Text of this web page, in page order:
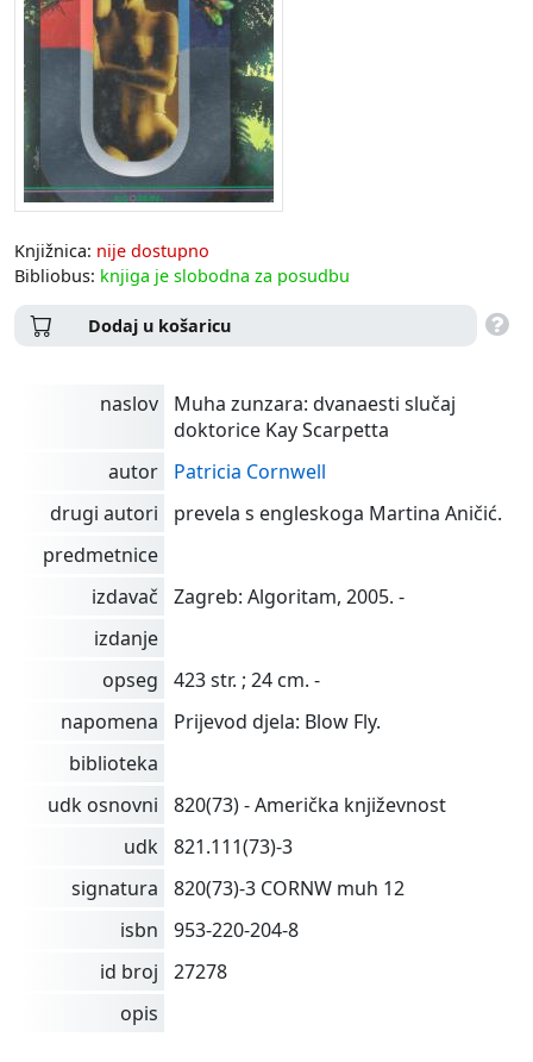
Knjižnica: nije dostupno
Bibliobus: knjiga je slobodna za posudbu
Dodaj u košaricu
naslov
Muha zunzara: dvanaesti slučaj
doktorice Kay Scarpetta
autor
Patricia Cornwell
drugi autori
prevela s engleskoga Martina Aničić.
predmetnice
izdavač
Zagreb: Algoritam, 2005. -
izdanje
opseg
423 str. ; 24 cm. -
napomena
Prijevod djela: Blow Fly.
biblioteka
udk osnovni
820(73) - Američka književnost
udk 821.111(73)-3
signatura
820(73)-3 CORNW muh 12
isbn
953-220-204-8
id broj
27278
opis